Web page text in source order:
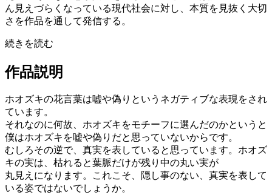
ん見えづらくなっている現代社会に対し、本質を⾒抜く⼤切
さを作品を通して発信する。
続きを読む
作品説明
ホオズキの花言葉は嘘や偽りというネガティブな表現をされ
ています。
それなのに何故、ホオズキをモチーフに選んだのかというと
僕はホオズキを嘘や偽りだと思っていないからです。
むしろその逆で、真実を表していると思っています。ホオズ
キの実は、枯れると葉脈だけが残り中の丸い実が
丸見えになります。これこそ、隠し事のない、真実を表して
いる姿ではないでしょうか。